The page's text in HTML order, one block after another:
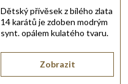
Zobrazit
Dětský přívěsek z bílého zlata
14 karátů je zdoben modrým
synt. opálem kulatého tvaru.